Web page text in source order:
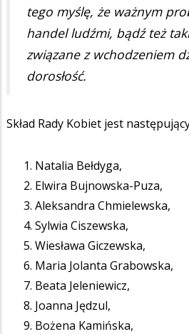
tego myślę, że ważnym
handel ludźmi, bądź też
związane z wchodzeniem
dorosłość.
Skład Rady Kobiet jest
Natalia Bełdyga,
Elwira Bujnowska-Puza,
Aleksandra Chmielewska,
Sylwia Ciszewska,
Wiesława Giczewska,
Maria Jolanta Grabowska,
Beata Jeleniewicz,
Joanna Jędzul,
Bożena Kamińska,